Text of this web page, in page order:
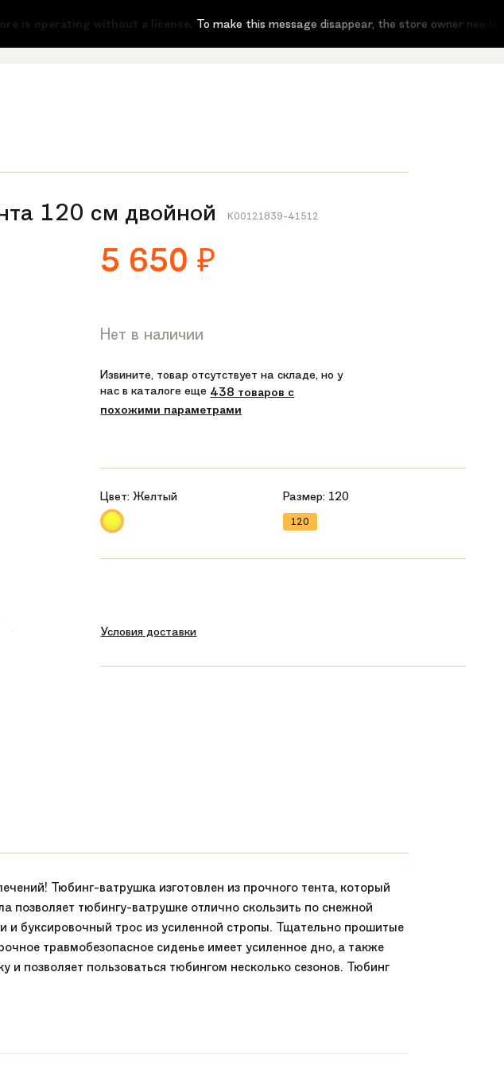
is operating without a license.To make this message disappear, the store owner needs
120 см двойной K00121839-41512
5 650₽
Нет в наличии
Извините, товар отсутствует на складе, но у
нас в каталоге еще 438 товаров с
похожими параметрами
Цвет:Желтый Размер: 120
120
Условия доставки
Тюбинг-ватрушка изготовлен из прочного тента, который
позволяет тюбингу-ватрушке отлично скользить по снежной
буксировочный трос из усиленной стропы. Тщательно прошитые
травмобезопасное сиденье имеет усиленное дно, а также
позволяет пользоваться тюбингом несколько сезонов. Тюбинг